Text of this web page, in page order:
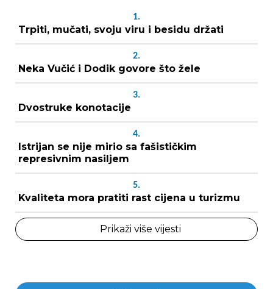
1.
Trpiti, mučati, svoju viru i besidu držati
2.
Neka Vučić i Dodik govore što žele
3.
Dvostruke konotacije
4.
Istrijan se nije mirio sa fašističkim
represivnim nasiljem
5.
Kvaliteta mora pratiti rast cijena u turizmu
Prikaži više vijesti